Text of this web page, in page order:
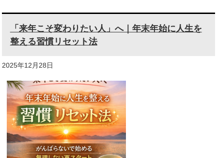
「来年こそ変わりたい人」へ｜年末年始に人生を
整える習慣リセット法
2025年12月28日